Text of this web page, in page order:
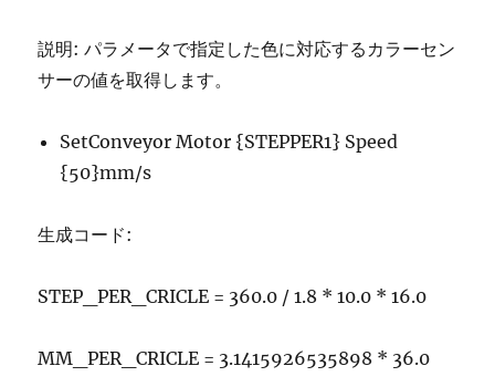
説明: パラメータで指定した色に対応するカラーセン
サーの値を取得します。
SetConveyor Motor {STEPPER1} Speed
{50}mm/s
生成コード:
STEP_PER_CRICLE = 360.0 / 1.8 * 10.0 * 16.0
MM_PER_CRICLE = 3.1415926535898 * 36.0